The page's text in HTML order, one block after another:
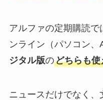
アルファの定期購読で
ンライン（パソコン
ジタル版のどちらも使
ニュースだけでなく